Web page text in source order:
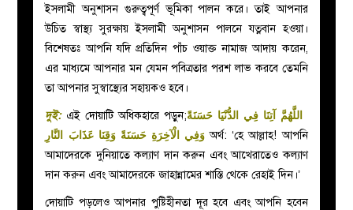
মজলিস
প্রশ্ন
করুন
ইসলামী অনুশাসন গুরুত্বপূর্ণ ভূমিকা পালন করে। তাই আপনার
উচিত স্বাস্থ্য সুরক্ষায় ইসলামী অনুশাসন পালনে যত্নবান হওয়া।
বিশেষতঃ আপনি যদি প্রতিদিন পাঁচ ওয়াক্ত নামাজ আদায় করেন,
এর মাধ্যমে আপনার মন যেমন পবিত্রতার পরশ লাভ করবে তেমনি
তা আপনার সুস্বাস্থ্যের সহায়কও হবে।
দুই: এই দোয়াটি অধিকহারে পড়ুন;اللَّهُمَّ آتِنَا فِي الدُّنْيَا حَسَنَةً
وَفِي الْآخِرَةِ حَسَنَةً وَقِنَا عَذَابَ النَّارِ অর্থ: ‘হে আল্লাহ! আপনি
আমাদেরকে দুনিয়াতে কল্যাণ দান করুন এবং আখেরাতেও কল্যাণ
দান করুন এবং আমাদেরকে জাহান্নামের শাস্তি থেকে রেহাই দিন।’
দোয়াটি পড়লেও আপনার পুষ্টিহীনতা দূর হবে এবং আপনি হবেন